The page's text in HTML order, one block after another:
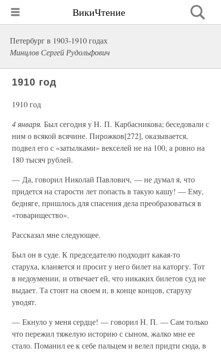
ВикиЧтение
Петербург в 1903-1910 годах
Минцлов Сергей Рудольфович
1910 год
1910 год
4 января. Был сегодня у Н. П. Карбасникова; беседовали с
ним о всякой всячине. Пирожков[272], оказывается,
подвел его с «затылками» векселей не на 100, а ровно на
180 тысяч рублей.
— Да, говорил Николай Павлович, — не думал я, что
придется на старости лет попасть в такую кашу! — Ему,
бедняге, пришлось для спасения дела преобразоваться в
«товарищество».
Рассказал мне следующее.
Был он в суде. К председателю подходит какая-то
старуха, кланяется и просит у него билет на каторгу. Тот
в недоумении, и отвечает ей, что никаких билетов суд не
выдает. Та стоит на своем и, в конце концов, старуху
уводят.
— Екнуло у меня сердце! — говорил Н. П. — Сам только
что пережил тяжелую историю с сыном, жалко мне ее
стало. Поманил ее к себе пальцем и велел придти сюда, в